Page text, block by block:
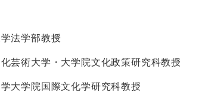
法学部教授
芸術大学・大学院文化政策研究科教授
大学院国際文化学研究科教授